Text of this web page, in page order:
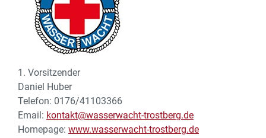
1. Vorsitzender
Daniel Huber
Telefon: 0176/41103366
Email: kontakt@wasserwacht-trostberg.de
Homepage: www.wasserwacht-trostberg.de